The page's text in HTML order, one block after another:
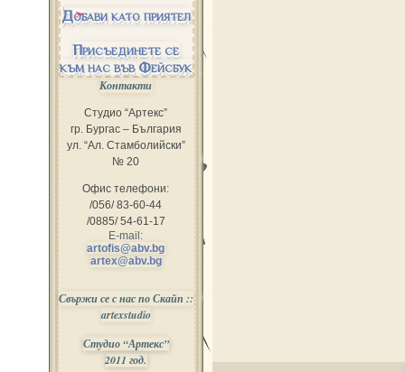
Добави като приятел
Присъединете се
към нас във Фейсбук
Контакти
Студио “Артекс”
гр. Бургас – България
ул. “Ал. Стамболийски”
№ 20
Офис телефони:
/056/ 83-60-44
/0885/ 54-61-17
E-mail:
artofis@abv.bg
artex@abv.bg
Свържи се с нас по Скайп ::
artexstudio
Студио “Артекс”
2011 год.